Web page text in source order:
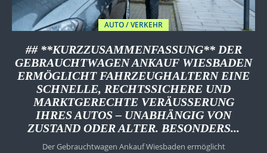
AUTO / VERKEHR
## **KURZZUSAMMENFASSUNG** DER
GEBRAUCHTWAGEN ANKAUF WIESBADEN
ERMÖGLICHT FAHRZEUGHALTERN EINE
SCHNELLE, RECHTSSICHERE UND
MARKTGERECHTE VERÄUSSERUNG I
HRES AUTOS – UNABHÄNGIG VON Z
USTAND ODER ALTER. BESONDERS...
Der Gebrauchtwagen Ankauf Wiesbaden ermöglicht